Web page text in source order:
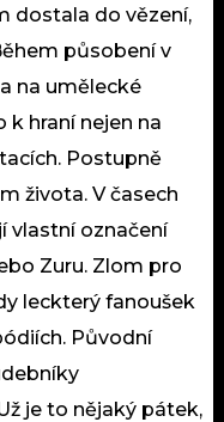
dostala do vězení,
působení v
na umělecké
k hraní nejen na
Postupně
života. V časech
vlastní označení
Zuru. Zlom pro
leckterý fanoušek
Původní
je to nějaký pátek,